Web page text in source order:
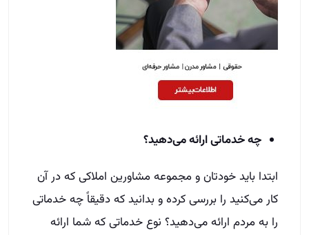
چه خدماتی ارائه می‌دهید؟
ابتدا باید خودتان و مجموعه مشاورین املاکی که در آن
کار می‌کنید را بررسی کرده و بدانید که دقیقاً چه خدماتی
را به مردم ارائه می‌دهید؟ نوع خدماتی که شما ارائه